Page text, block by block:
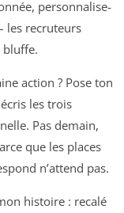
personnalise-
les recruteurs
bluffe.
action ? Pose ton
les trois
Pas demain,
que les places
n’attend pas.
histoire : recalé